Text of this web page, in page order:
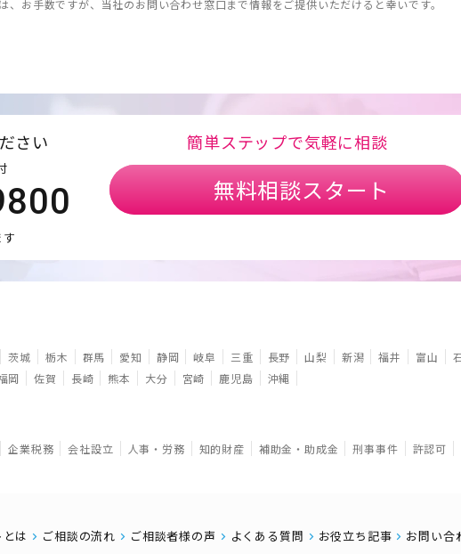
お手数ですが、当社のお問い合わせ窓口まで情報をご提供いただけると幸いです。
さい 簡単ステップで気軽に相談
無料相談スタート
茨城 栃木 群馬 愛知 静岡 岐阜 三重 長野 山梨 新潟 福井 富山
岡 佐賀 長崎 熊本 大分 宮崎 鹿児島 沖縄
企業税務 会社設立 人事・労務 知的財産 補助金・助成金 刑事事件 許認可
は ご相談の流れ ご相談者様の声 よくある質問 お役立ち記事 お問い合